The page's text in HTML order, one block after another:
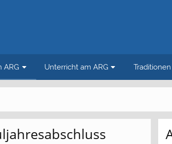
ARG Unterricht am ARG